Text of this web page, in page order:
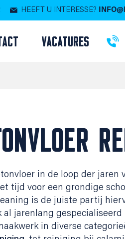
HEEFT U INTERESSE?
VACATURES
in de loop der jaren
tijd voor een grondige
is de juiste partij
al jarenlang gespecialiseerd
in diverse